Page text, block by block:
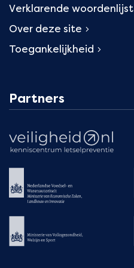
Verklarende woordenlijst
Over deze site
Toegankelijkheid
Partners